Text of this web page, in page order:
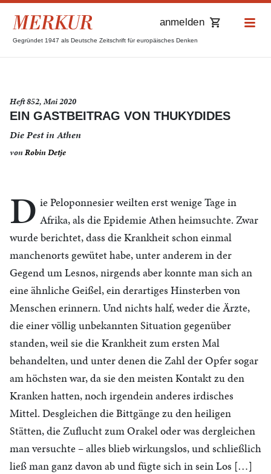
Gegründet 1947 als Deutsche Zeitschrift für europäisches Denken
anmelden
Heft 852, Mai 2020
EIN GASTBEITRAG VON THUKYDIDES
Die Pest in Athen
vonRobin Detje
D ie Peloponnesier weilten erst wenige Tage in
Afrika, als die Epidemie Athen heimsuchte. Zwar
wurde berichtet, dass die Krankheit schon einmal
manchenorts gewütet habe, unter anderem in der
Gegend um Lesnos, nirgends aber konnte man sich an
eine ähnliche Geißel, ein derartiges Hinsterben von
Menschen erinnern. Und nichts half, weder die Ärzte,
die einer völlig unbekannten Situation gegenüber
standen, weil sie die Krankheit zum ersten Mal
behandelten, und unter denen die Zahl der Opfer sogar
am höchsten war, da sie den meisten Kontakt zu den
Kranken hatten, noch irgendein anderes irdisches
Mittel. Desgleichen die Bittgänge zu den heiligen
Stätten, die Zuflucht zum Orakel oder was dergleichen
man versuchte – alles blieb wirkungslos, und schließlich
ließ man ganz davon ab und fügte sich in sein Los […]